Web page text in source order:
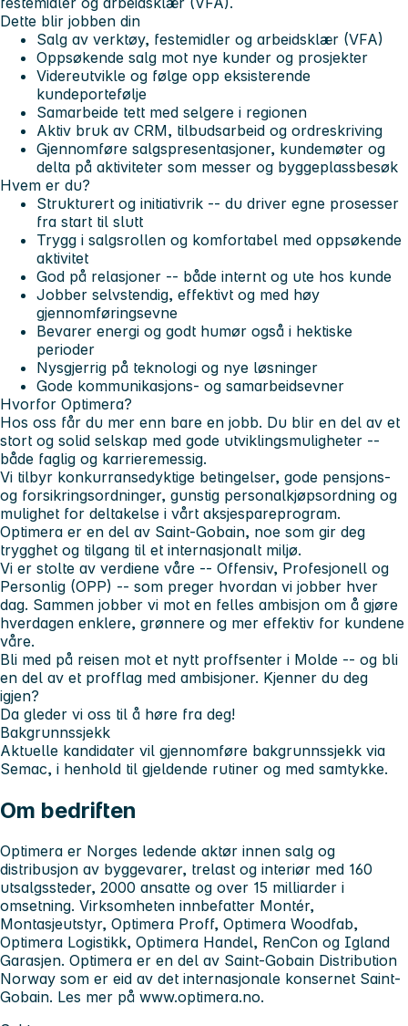
Dette blir jobben din
Salg av verktøy, festemidler og arbeidsklær (VFA)
Oppsøkende salg mot nye kunder og prosjekter
Videreutvikle og følge opp eksisterende
kundeportefølje
Samarbeide tett med selgere i regionen
Aktiv bruk av CRM, tilbudsarbeid og ordreskriving
Gjennomføre salgspresentasjoner, kundemøter og
delta på aktiviteter som messer og byggeplassbesøk
Hvem er du?
Strukturert og initiativrik -- du driver egne prosesser
fra start til slutt
Trygg i salgsrollen og komfortabel med oppsøkende
aktivitet
God på relasjoner -- både internt og ute hos kunde
Jobber selvstendig, effektivt og med høy
gjennomføringsevne
Bevarer energi og godt humør også i hektiske
perioder
Nysgjerrig på teknologi og nye løsninger
Gode kommunikasjons- og samarbeidsevner
Hvorfor Optimera?
Hos oss får du mer enn bare en jobb. Du blir en del av et
stort og solid selskap med gode utviklingsmuligheter --
både faglig og karrieremessig.
Vi tilbyr konkurransedyktige betingelser, gode pensjons-
og forsikringsordninger, gunstig personalkjøpsordning og
mulighet for deltakelse i vårt aksjespareprogram.
Optimera er en del av Saint-Gobain, noe som gir deg
trygghet og tilgang til et internasjonalt miljø.
Vi er stolte av verdiene våre -- Offensiv, Profesjonell og
Personlig (OPP) -- som preger hvordan vi jobber hver
dag. Sammen jobber vi mot en felles ambisjon om å gjøre
hverdagen enklere, grønnere og mer effektiv for kundene
våre.
Bli med på reisen mot et nytt proffsenter i Molde -- og bli
en del av et profflag med ambisjoner. Kjenner du deg
igjen?
Da gleder vi oss til å høre fra deg!
Bakgrunnssjekk
Aktuelle kandidater vil gjennomføre bakgrunnssjekk via
Semac, i henhold til gjeldende rutiner og med samtykke.
Om bedriften
Optimera er Norges ledende aktør innen salg og
distribusjon av byggevarer, trelast og interiør med 160
utsalgssteder, 2000 ansatte og over 15 milliarder i
omsetning. Virksomheten innbefatter Montér,
Montasjeutstyr, Optimera Proff, Optimera Woodfab,
Optimera Logistikk, Optimera Handel, RenCon og Igland
Garasjen. Optimera er en del av Saint-Gobain Distribution
Norway som er eid av det internasjonale konsernet Saint-
Gobain. Les mer på www.optimera.no.